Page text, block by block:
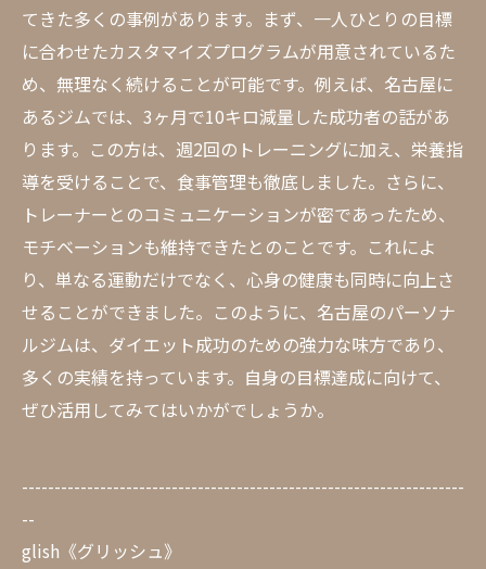
てきた多くの事例があります。まず、一人ひとりの目標
に合わせたカスタマイズプログラムが用意されているた
め、無理なく続けることが可能です。例えば、名古屋に
あるジムでは、3ヶ月で10キロ減量した成功者の話があ
ります。この方は、週2回のトレーニングに加え、栄養指
導を受けることで、食事管理も徹底しました。さらに、
トレーナーとのコミュニケーションが密であったため、
モチベーションも維持できたとのことです。これによ
り、単なる運動だけでなく、心身の健康も同時に向上さ
せることができました。このように、名古屋のパーソナ
ルジムは、ダイエット成功のための強力な味方であり、
多くの実績を持っています。自身の目標達成に向けて、
ぜひ活用してみてはいかがでしょうか。
--------------------------------------------------------------------
--
glish《グリッシュ》